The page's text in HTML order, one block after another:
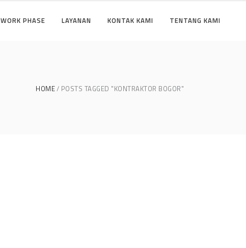
WORK PHASE LAYANAN KONTAK KAMI TENTANG KAMI
HOME POSTS TAGGED "KONTRAKTOR BOGOR"